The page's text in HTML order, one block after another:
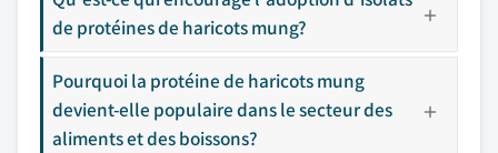
de protéines de haricots mung?
Pourquoi la protéine de haricots mung
devient-elle populaire dans le secteur des
aliments et des boissons?